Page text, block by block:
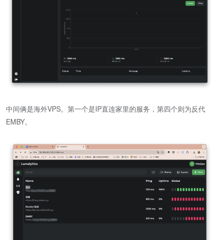
中间俩是海外VPS。第一个是IP直连家里的服务，第四个则为反代
EMBY。